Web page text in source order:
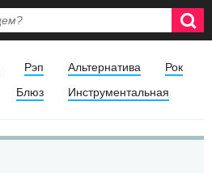
Рэп Альтернатива
Рок
Блюз Инструментальная